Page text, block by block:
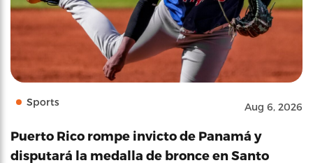
Sports Aug 6, 2026
Puerto Rico rompe invicto de Panamá y
disputará la medalla de bronce en Santo